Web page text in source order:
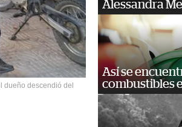
dueño descendió del
Alessandra
Así se
combustibles